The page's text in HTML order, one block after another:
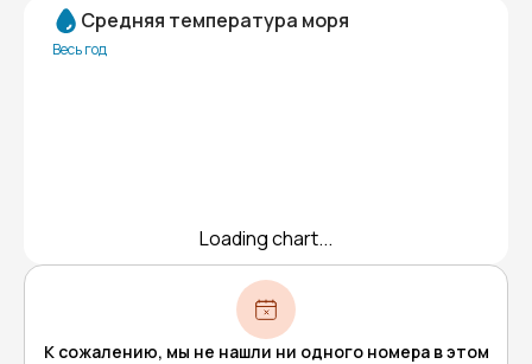
Средняя температура моря
Весь год
Loading chart...
К сожалению, мы не нашли ни одного номера в этом